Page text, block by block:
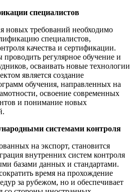
специалистов
новых требований необходимо
специалистов,
качества и сертификации.
регулярное обучение и
осваивать новые технологии
является создание
обучения, направленных на
освоение современных
и понимание новых
системами контроля
на экспорт, становится
внутренних систем контроля
базами данных и стандартами.
время на прохождение
за рубежом, но и обеспечивает